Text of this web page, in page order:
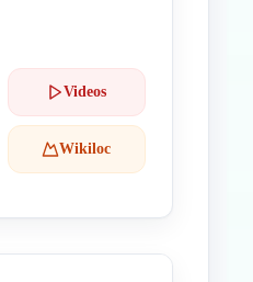
Videos
Wikiloc